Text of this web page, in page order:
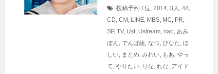
投稿予約 1位, 2014, 3人 , 48,
CD, CM , LINE, MBS, MC, PR,
SP, TV, Ust, Ustream, nao, あみ
ぽん, でんぱ組 , なつ, ひなた, ほ
しい, まとめ, みれい, もあ, やっ
て, やりたい, りな, れな, アイド